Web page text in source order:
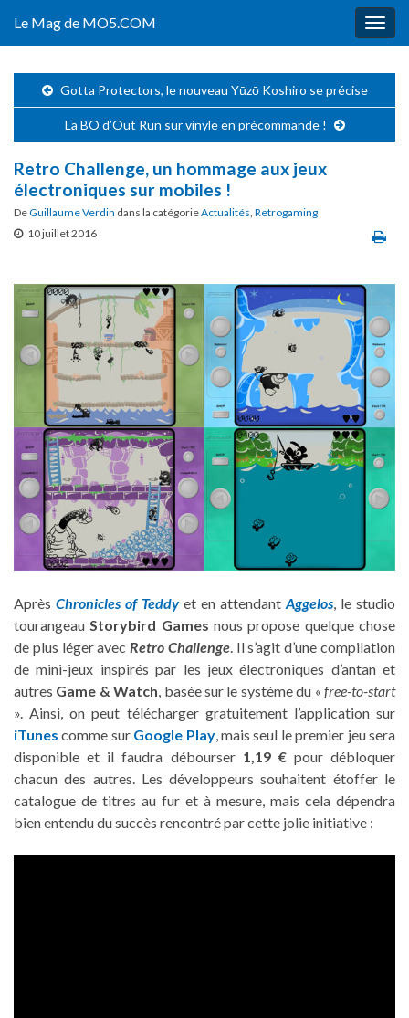
Le Mag de MO5.COM
Gotta Protectors, le nouveau Yūzō Koshiro se précise
La BO d’Out Run sur vinyle en précommande !
Retro Challenge, un hommage aux jeux
électroniques sur mobiles !
DeGuillaume Verdin dans la catégorieActualités, Retrogaming
10 juillet 2016
Après Chronicles of Teddyet en attendant Aggelos , le studio
tourangeau Storybird Games nous propose quelque chose
de plus léger avec Retro Challenge. Il s’agit d’une compilation
de mini-jeux inspirés par les jeux électroniques d’antan et
autres Game & Watch , basée sur le système du «free-to-start
». Ainsi, on peut télécharger gratuitement l’application sur
iTunes comme sur Google Play, mais seul le premier jeu sera
disponible et il faudra débourser 1,19 €pour débloquer
chacun des autres. Les développeurs souhaitent étoffer le
catalogue de titres au fur et à mesure, mais cela dépendra
bien entendu du succès rencontré par cette jolie initiative :